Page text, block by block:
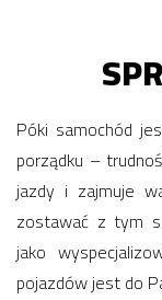
Póki samochód
porządku –
jazdy i zajmuje
zostawać z tym
jako
pojazdów jest do